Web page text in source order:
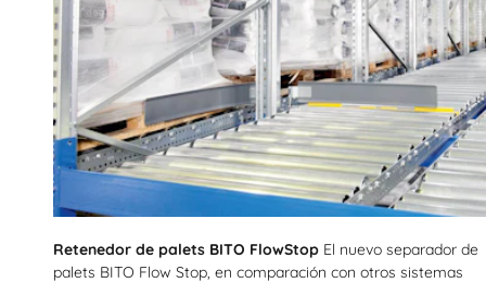
Retenedor de palets BITO FlowStop El nuevo separador de
palets BITO Flow Stop, en comparación con otros sistemas